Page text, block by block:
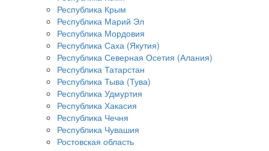
Республика Крым
Республика Марий Эл
Республика Мордовия
Республика Саха (Якутия)
Республика Северная Осетия (Алания)
Республика Татарстан
Республика Тыва (Тува)
Республика Удмуртия
Республика Хакасия
Республика Чечня
Республика Чувашия
Ростовская область